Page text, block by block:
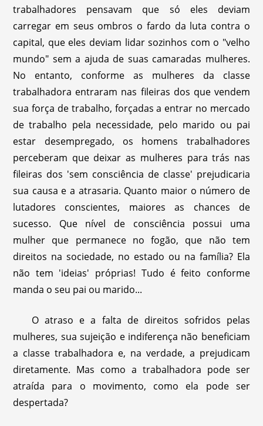
trabalhadores pensavam que só eles deviam
carregar em seus ombros o fardo da luta contra o
capital, que eles deviam lidar sozinhos com o "velho
mundo" sem a ajuda de suas camaradas mulheres.
No entanto, conforme as mulheres da classe
trabalhadora entraram nas fileiras dos que vendem
sua força de trabalho, forçadas a entrar no mercado
de trabalho pela necessidade, pelo marido ou pai
estar desempregado, os homens trabalhadores
perceberam que deixar as mulheres para trás nas
fileiras dos 'sem consciência de classe' prejudicaria
sua causa e a atrasaria. Quanto maior o número de
lutadores conscientes, maiores as chances de
sucesso. Que nível de consciência possui uma
mulher que permanece no fogão, que não tem
direitos na sociedade, no estado ou na família? Ela
não tem 'ideias' próprias! Tudo é feito conforme
manda o seu pai ou marido...
O atraso e a falta de direitos sofridos pelas
mulheres, sua sujeição e indiferença não beneficiam
a classe trabalhadora e, na verdade, a prejudicam
diretamente. Mas como a trabalhadora pode ser
atraída para o movimento, como ela pode ser
despertada?